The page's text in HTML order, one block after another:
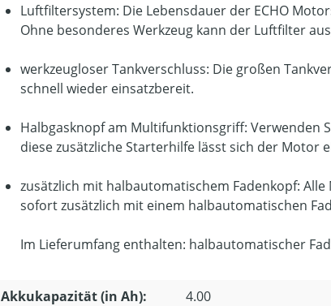
Luftfiltersystem: Die Lebensdauer der ECHO
Ohne besonderes Werkzeug kann der Luftfilter
werkzeugloser Tankverschluss: Die großen
schnell wieder einsatzbereit.
Halbgasknopf am Multifunktionsgriff: Verwenden
diese zusätzliche Starterhilfe lässt sich der Motor
zusätzlich mit halbautomatischem Fadenkopf:
sofort zusätzlich mit einem halbautomatischen
Im Lieferumfang enthalten: halbautomatischer
Akkukapazität (in Ah):
4.00